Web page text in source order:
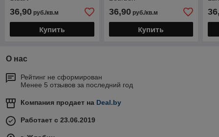
36,90 руб./кв.м
Купить
36,90руб./кв.м
Купить
О нас
Рейтинг не сформирован
Менее 5 отзывов за последний год
Компания продает на Deal.by
Работает с 23.06.2019